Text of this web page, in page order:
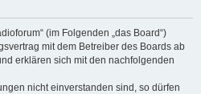
(im Folgenden „das Board“)
mit dem Betreiber des Boards ab
erklären sich mit den nachfolgenden
nicht einverstanden sind, so dürfen